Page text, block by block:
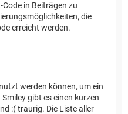
in Beiträgen zu
die
erreicht werden.
werden können, um ein
gibt es einen kurzen
:( traurig. Die Liste aller